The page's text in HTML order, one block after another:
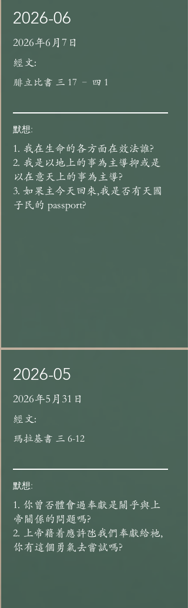
2026-06
2026年6月7日
經文:
腓立比書 三 17 – 四 1
默想:
1. 我在生命的各方面在效法誰?
2. 我是以地上的事為主導抑或是
以在意天上的事為主導?
3. 如果主今天回來,我是否有天國
子民的 passport?
2026-05
2026年5月31日
經文:
瑪拉基書 三 6-12
默想:
1. 你曾否體會過奉獻是關乎與上
帝關係的問題嗎?
2. 上帝藉着應許氹我們奉獻給祂,
你有這個勇氣去嘗試嗎?